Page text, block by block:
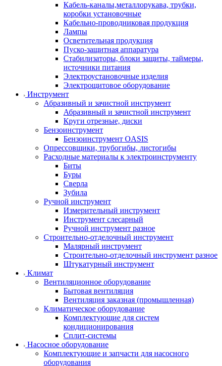
Кабель-каналы,металлорукава, трубки,
коробки установочные
Кабельно-проводниковая продукция
Лампы
Осветительная продукция
Пуско-защитная аппаратура
Стабилизаторы, блоки защиты, таймеры,
источники питания
Электроустановочные изделия
Электрощитовое оборудование
Инструмент
Абразивный и зачистной инструмент
Абразивный и зачистной инструмент
Круги отрезные, диски
Бензоинструмент
Бензоинструмент OASIS
Опрессовщики, трубогибы, листогибы
Расходные материалы к электроинструменту
Биты
Буры
Сверла
Зубила
Ручной инструмент
Измерительный инструмент
Инструмент слесарный
Ручной инструмент разное
Строительно-отделочный инструмент
Малярный инструмент
Строительно-отделочный инструмент разное
Штукатурный инструмент
Климат
Вентиляционное оборудование
Бытовая вентиляция
Вентиляция заказная (промышленная)
Климатическое оборудование
Комплектующие для систем
кондиционирования
Сплит-системы
Насосное оборудование
Комплектующие и запчасти для насосного
оборудования